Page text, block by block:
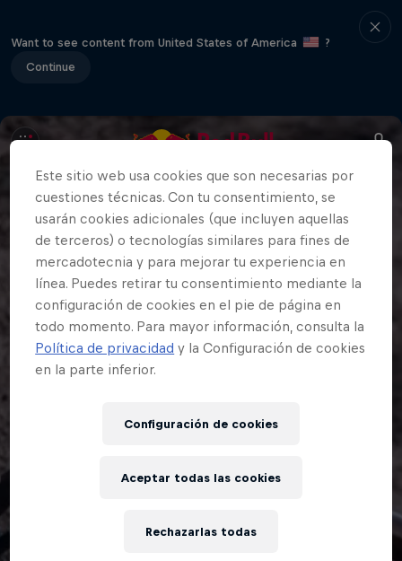
Want to see content from United States of America
?
Continue
Este sitio web usa cookies que son necesarias por
cuestiones técnicas. Con tu consentimiento, se
usarán cookies adicionales (que incluyen aquellas
de terceros) o tecnologías similares para fines de
mercadotecnia y para mejorar tu experiencia en
línea. Puedes retirar tu consentimiento mediante la
configuración de cookies en el pie de página en
todo momento. Para mayor información, consulta la
Política de privacidad y la Configuración de cookies
en la parte inferior.
Configuración de cookies
Rechazarlas todas
Aceptar todas las cookies